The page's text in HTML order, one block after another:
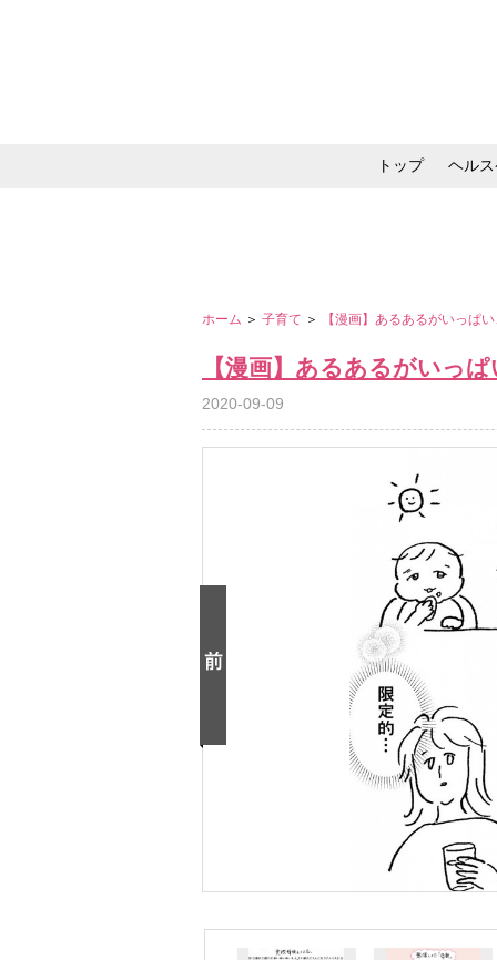
トップ ヘル
ホーム ＞ 子育て ＞ 【漫画】あるあるがいっぱ
【漫画】あるあるがいっ
2020-09-09